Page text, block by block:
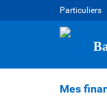
Particuliers
Mes